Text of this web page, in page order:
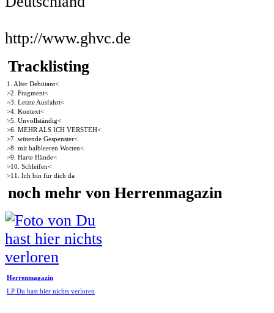
http://www.ghvc.de
Tracklisting
1. Alter Debütant<
>2. Fragment<
>3. Letzte Ausfahrt<
>4. Kontext<
>5. Unvollständig<
>6. MEHR ALS ICH VERSTEH<
>7. wütende Gespenster<
>8. mit halbleeren Worten<
>9. Harte Hände<
>10. Schleifen<
>11. Ich bin für dich da
noch mehr von Herrenmagazin
Herrenmagazin
LP Du hast hier nichts verloren